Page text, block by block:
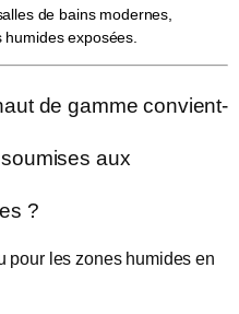
de bains modernes,
humides exposées.
de gamme convient-
aux
?
pour les zones humides en